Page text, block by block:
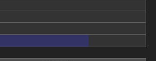
...
海外の反応スポーツ
世界の憂鬱 海外・韓国の反...
...
Ask Reddit まと...
海外のお前ら 海外の反応